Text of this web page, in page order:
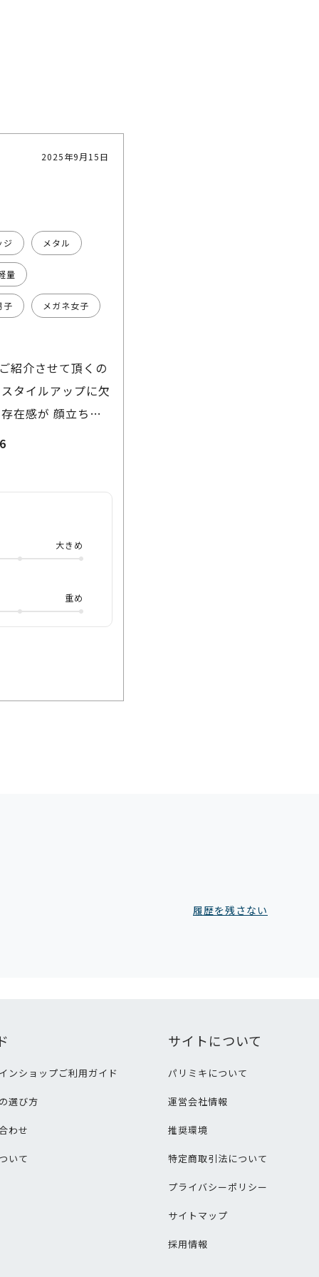
ジ メタル
量
子 メガネ女子
紹介させて頂くの
タイルアップに欠
在感が 顔立ちを
はインナーリン
ラインで ご確認
2025年9月15日
大きめ
重め
履歴を残さない
ンショップご利用ガイド
選び方
わせ
いて
サイトについて
パリミキについて
運営会社情報
推奨環境
特定商取引法について
プライバシーポリシー
サイトマップ
採用情報